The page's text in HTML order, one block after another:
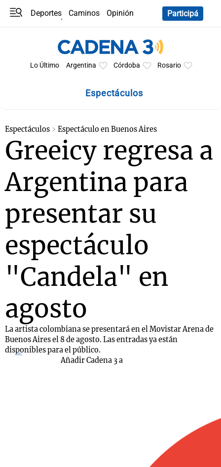
Deportes Caminos
Opinión
Participá
Lo Último Argentina Córdoba Rosario
Espectáculos
Espectáculos Espectáculo en Buenos Aires
Greeicy regresa a
Argentina para
presentar su
espectáculo
"Candela" en
agosto
La artista colombiana se presentará en el Movistar Arena de
Buenos Aires el 8 de agosto. Las entradas ya están
disponibles para el público.
Añadir Cadena 3 a